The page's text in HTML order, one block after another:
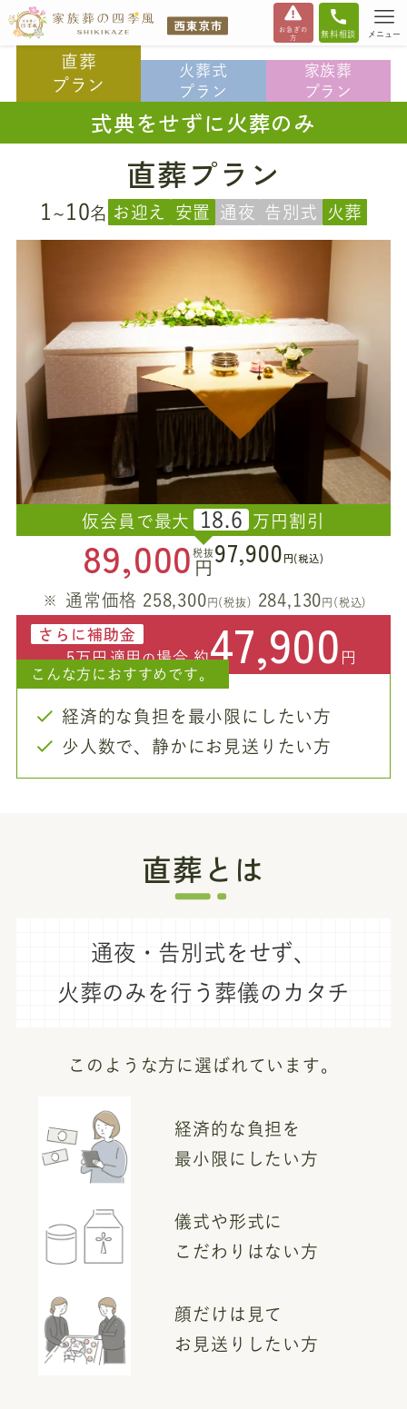
お急ぎの
方
無料相談 メニュー
直葬
プラン
火葬式
プラン
家族葬
プラン
式典をせずに火葬のみ
直葬プラン
1 ~ 10名 お迎え 安置 通夜 告別式 火葬
こんな方におすすめです。
経済的な負担を最小限にしたい方
少人数で、静かにお見送りたい方
仮会員で最大 18.6 万円割引
89,000税抜
円 97,900円(税込)
通常価格 258,300 円(税抜) 284,130 円(税込)
さらに補助金
5万円適用の場合 約47,900 円
直葬とは
通夜・告別式をせず、
火葬のみを行う葬儀のカタチ
このような方に選ばれています。
経済的な負担を
最小限にしたい方
儀式や形式に
こだわりはない方
顔だけは見て
お見送りしたい方